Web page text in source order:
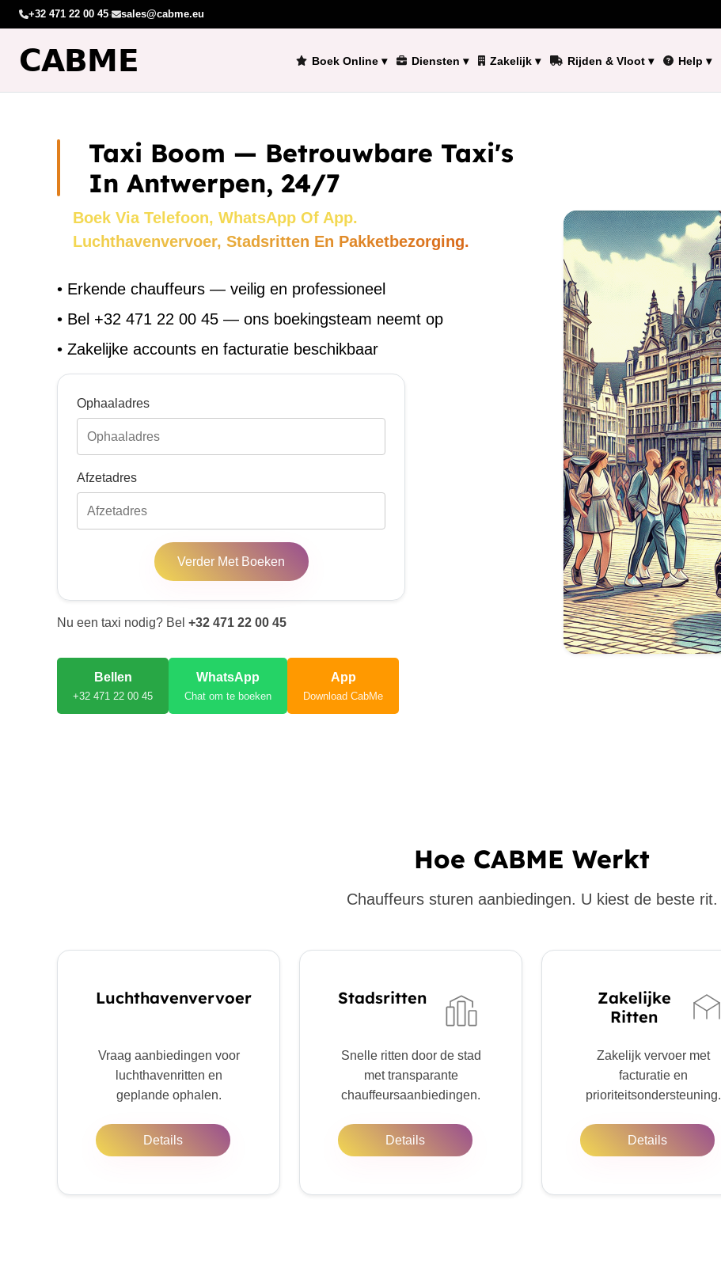
+32 471 22 00 45· sales@cabme.eu
Boek Online ▾ Diensten ▾ Zakelijk ▾ Rijden & Vloot ▾ Help ▾
Taxi Boom — Betrouwbare Taxi's
In Antwerpen, 24/7
Boek Via Telefoon, WhatsApp Of App.
Luchthavenvervoer, Stadsritten En Pakketbezorging.
• Erkende chauffeurs — veilig en professioneel
• Bel +32 471 22 00 45 — ons boekingsteam neemt op
• Zakelijke accounts en facturatie beschikbaar
Ophaaladres
Afzetadres
Verder Met Boeken
Nu een taxi nodig? Bel +32 471 22 00 45
Bellen
+32 471 22 00 45
WhatsApp
Chat om te boeken
App
Download CabMe
Hoe CABME Werkt
Chauffeurs sturen aanbiedingen. U kiest de beste rit.
Luchthavenvervoer
Vraag aanbiedingen voor
luchthavenritten en
geplande ophalen.
Details
Stadsritten
Snelle ritten door de stad
met transparante
chauffeursaanbiedingen.
Details
Zakelijke
Ritten
Zakelijk vervoer met
facturatie en
prioriteitsondersteuning.
Details